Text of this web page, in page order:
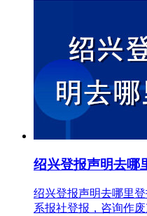
绍兴登报声明去哪
绍兴登报声明去哪里
系报社登报，咨询作